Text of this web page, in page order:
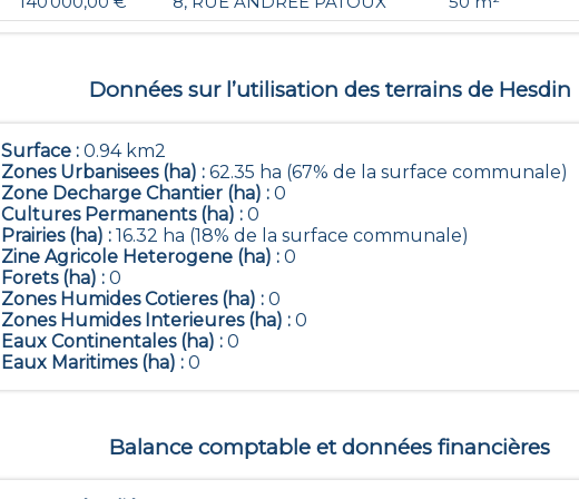
Données sur l’utilisation des terrains de Hesdin
Surface : 0.94 km2
Zones Urbanisees (ha) : 62.35 ha (67% de la surface communale)
Zone Decharge Chantier (ha) : 0
Cultures Permanents (ha) : 0
Prairies (ha) : 16.32 ha (18% de la surface communale)
Zine Agricole Heterogene (ha) : 0
Forets (ha) : 0
Zones Humides Cotieres (ha) : 0
Zones Humides Interieures (ha) : 0
Eaux Continentales (ha) : 0
Eaux Maritimes (ha) : 0
Balance comptable et données financières